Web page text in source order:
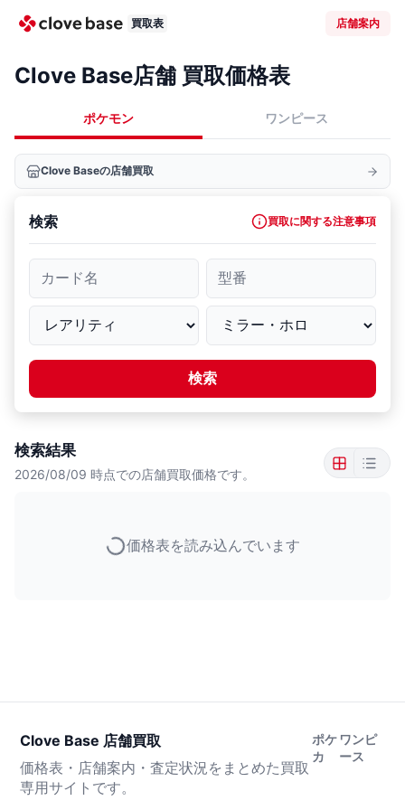
買取表 店舗案内
Clove Base店舗 買取価格表
ポケモン ワンピース
Clove Baseの店舗買取
検索 買取に関する注意事項
カード名 型番
検索
検索結果
2026/08/09 時点での店舗買取価格です。
価格表を読み込んでいます
Clove Base 店舗買取
価格表・店舗案内・査定状況をまとめた買取
専用サイトです。
ポケ
カ
ワンピ
ース